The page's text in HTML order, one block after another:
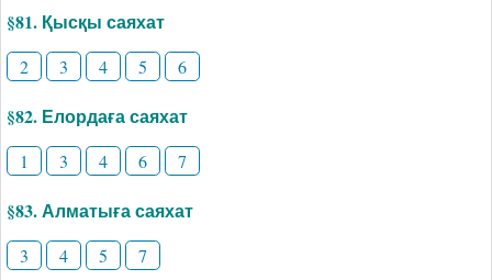
§81. Қысқы саяхат
2 3 4 5 6
§82. Елордаға саяхат
1 3 4 6 7
§83. Алматыға саяхат
3 4 5 7